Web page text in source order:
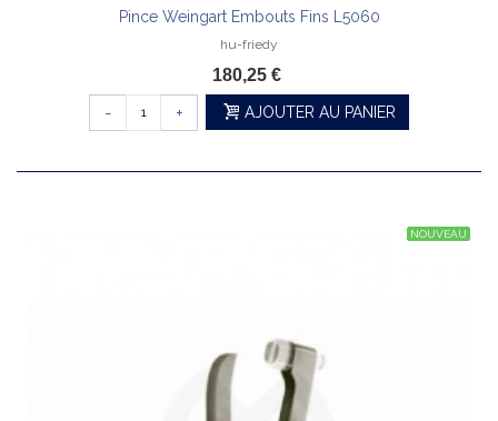
Pince Weingart Embouts Fins L5060
hu-friedy
180,25 €
- + AJOUTER AU PANIER
NOUVEAU